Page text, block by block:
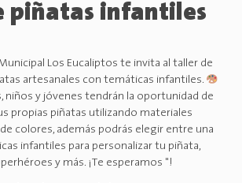
piñatas infantiles
Los Eucaliptos te invita al taller de
artesanales con temáticas infantiles.
niños y jóvenes tendrán la oportunidad de
propias piñatas utilizando materiales
colores, además podrás elegir entre una
infantiles para personalizar tu piñata,
y más. ¡Te esperamos "!